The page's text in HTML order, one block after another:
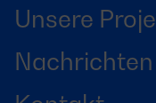
Unsere
Nachrichten